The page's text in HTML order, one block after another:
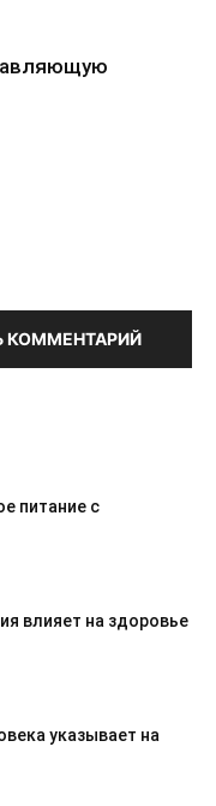
КОММЕНТАРИЙ
питание с
влияет на здоровье
указывает на